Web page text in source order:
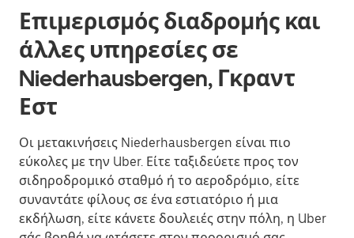
Επιμερισμός διαδρομής και
άλλες υπηρεσίες σε
Niederhausbergen, Γκραντ
Εστ
Οι μετακινήσεις Niederhausbergen είναι πιο
εύκολες με την Uber. Είτε ταξιδεύετε προς τον
σιδηροδρομικό σταθμό ή το αεροδρόμιο, είτε
συναντάτε φίλους σε ένα εστιατόριο ή μια
εκδήλωση, είτε κάνετε δουλειές στην πόλη, η Uber